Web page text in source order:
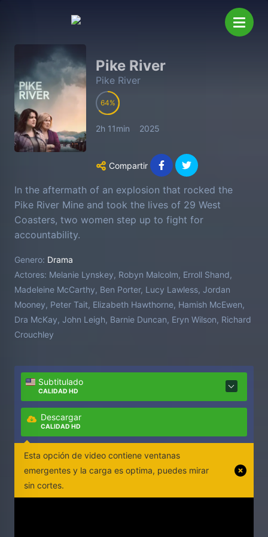
Pike River
Pike River
64
2h 11min 2025
Compartir
In the aftermath of an explosion that rocked the
Pike River Mine and took the lives of 29 West
Coasters, two women step up to fight for
accountability.
Genero: Drama
Actores: Melanie Lynskey, Robyn Malcolm, Erroll Shand,
Madeleine McCarthy, Ben Porter, Lucy Lawless, Jordan
Mooney, Peter Tait, Elizabeth Hawthorne, Hamish McEwen,
Dra McKay, John Leigh, Barnie Duncan, Eryn Wilson, Richard
Crouchley
Subtitulado
CALIDAD HD
Descargar
CALIDAD HD
Esta opción de video contiene ventanas
emergentes y la carga es optima, puedes mirar
sin cortes.